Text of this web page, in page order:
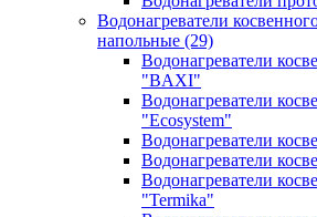
Водонагреватели
напольные (29)
Водонагреватели
"BAXI"
Водонагреватели
"Ecosystem"
Водонагреватели
Водонагреватели
Водонагреватели
"Termika"